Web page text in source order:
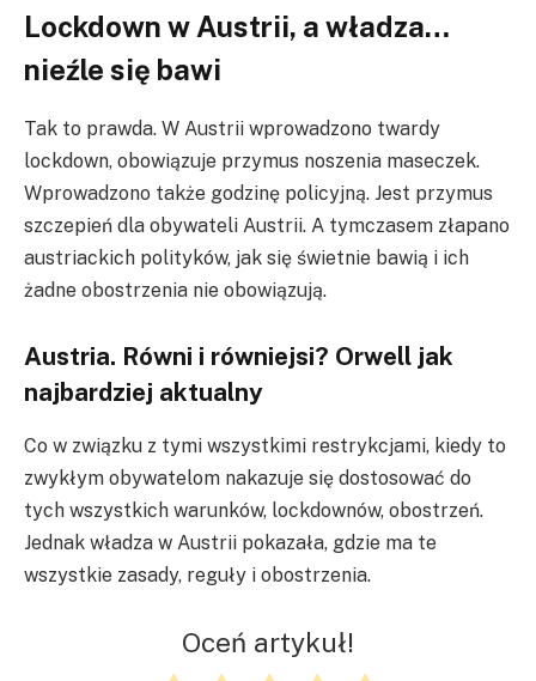
Lockdown w Austrii, a władza…
nieźle się bawi
Tak to prawda. W Austrii wprowadzono twardy
lockdown, obowiązuje przymus noszenia maseczek.
Wprowadzono także godzinę policyjną. Jest przymus
szczepień dla obywateli Austrii. A tymczasem złapano
austriackich polityków, jak się świetnie bawią i ich
żadne obostrzenia nie obowiązują.
Austria. Równi i równiejsi? Orwell jak
najbardziej aktualny
Co w związku z tymi wszystkimi restrykcjami, kiedy to
zwykłym obywatelom nakazuje się dostosować do
tych wszystkich warunków, lockdownów, obostrzeń.
Jednak władza w Austrii pokazała, gdzie ma te
wszystkie zasady, reguły i obostrzenia.
Oceń artykuł!